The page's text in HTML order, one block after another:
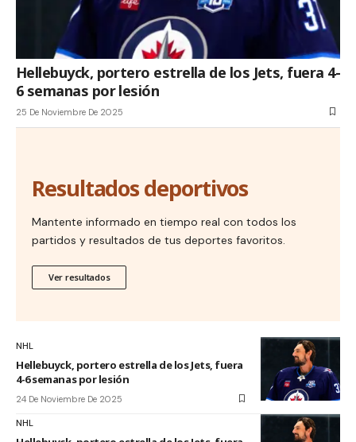
Hellebuyck, portero estrella de los Jets, fuera 4-
6 semanas por lesión
25 De Noviembre De 2025
Resultados deportivos
Mantente informado en tiempo real con todos los
partidos y resultados de tus deportes favoritos.
Ver resultados
NHL
Hellebuyck, portero estrella de los Jets, fuera
4-6 semanas por lesión
24 De Noviembre De 2025
NHL